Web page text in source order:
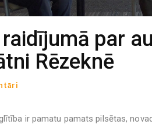
par
Rēzeknē
ir pamatu pamats pilsētas,